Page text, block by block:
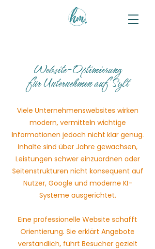
Website-Optimierung
für Unternehmen auf Sylt
Viele Unternehmenswebsites wirken
modern, vermitteln wichtige
Informationen jedoch nicht klar genug.
Inhalte sind über Jahre gewachsen,
Leistungen schwer einzuordnen oder
Seitenstrukturen nicht konsequent auf
Nutzer, Google und moderne KI-
Systeme ausgerichtet.
Eine professionelle Website schafft
Orientierung. Sie erklärt Angebote
verständlich, führt Besucher gezielt